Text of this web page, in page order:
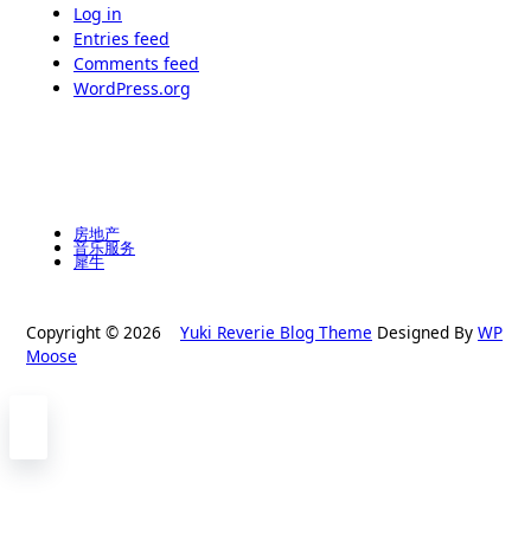
Log in
Entries feed
Comments feed
WordPress.org
房地产
音乐服务
犀牛
Copyright © 2026 Yuki Reverie Blog Theme Designed By WP
Moose